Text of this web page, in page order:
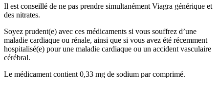
Il est conseillé de ne pas prendre simultanément Viagra générique et
des nitrates.
Soyez prudent(e) avec ces médicaments si vous souffrez d’une
maladie cardiaque ou rénale, ainsi que si vous avez été récemment
hospitalisé(e) pour une maladie cardiaque ou un accident vasculaire
cérébral.
Le médicament contient 0,33 mg de sodium par comprimé.